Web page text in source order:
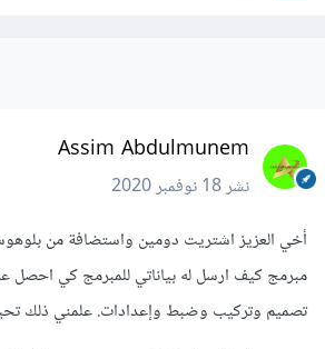
Assim Abdulmunem
نشر18 نوفمبر 2020
أخي العزيز اشتريت دومين واستضافة من
مبرمج كيف ارسل له بياناتي للمبرمج كي احصل
تصميم وتركيب وضبط وإعدادات. علمني ذلك